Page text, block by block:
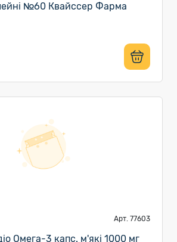
№60 Квайссер Фарма
Арт. 77603
Омега-3 капс. м'які 1000 мг